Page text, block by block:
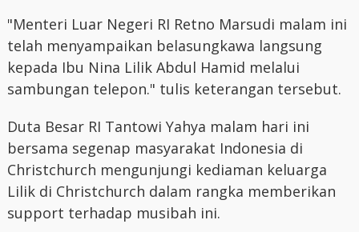
"Menteri Luar Negeri RI Retno Marsudi malam ini
telah menyampaikan belasungkawa langsung
kepada Ibu Nina Lilik Abdul Hamid melalui
sambungan telepon." tulis keterangan tersebut.
Duta Besar RI Tantowi Yahya malam hari ini
bersama segenap masyarakat Indonesia di
Christchurch mengunjungi kediaman keluarga
Lilik di Christchurch dalam rangka memberikan
support terhadap musibah ini.